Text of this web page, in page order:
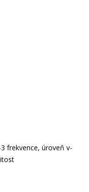
frekvence, úroveň v-